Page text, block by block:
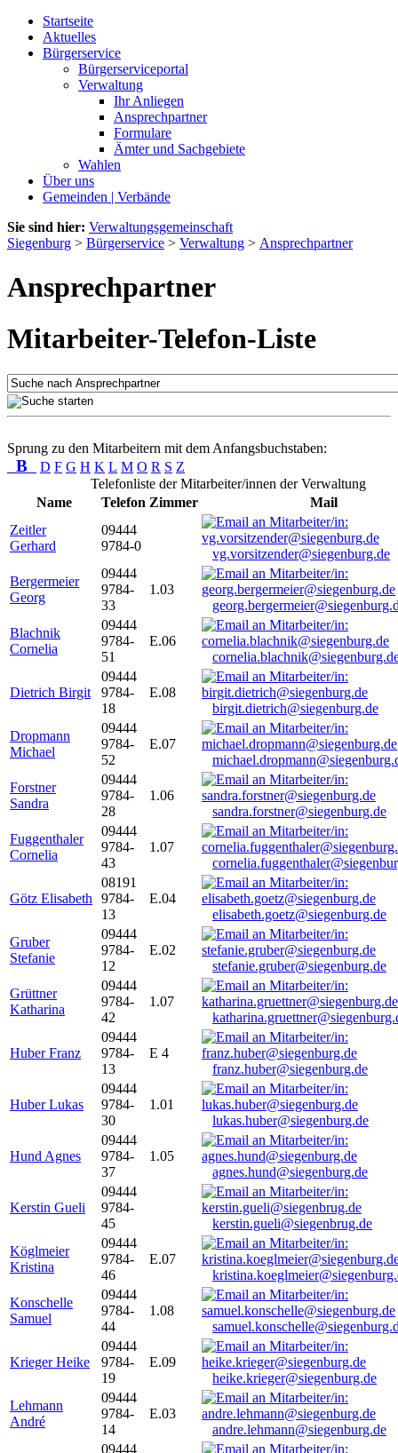
Startseite
Aktuelles
Bürgerservice
Bürgerserviceportal
Verwaltung
Ihr Anliegen
Ansprechpartner
Formulare
Ämter und Sachgebiete
Wahlen
Über uns
Gemeinden | Verbände
Sie sind hier: Verwaltungsgemeinschaft
Siegenburg > Bürgerservice > Verwaltung > Ansprechpartner
Ansprechpartner
Mitarbeiter-Telefon-Liste
Sprung zu den Mitarbeitern mit dem Anfangsbuchstaben:
B D F G H K L M O R S Z
Telefonliste der Mitarbeiter/innen der Verwaltung
Name
Telefon Zimmer
Mail
Zeitler
Gerhard
09444
9784-0
vg.vorsitzender@siegenburg.de
Bergermeier
Georg
09444
9784-
33
1.03
Blachnik
Cornelia
09444
9784-
51
E.06
Dietrich Birgit
09444
9784-
18
E.08
birgit.dietrich@siegenburg.de
Dropmann
Michael
09444
9784-
52
E.07
Forstner
Sandra
09444
9784-
28
1.06
sandra.forstner@siegenburg.de
Fuggenthaler
Cornelia
09444
9784-
43
1.07
Götz Elisabeth
08191
9784-
13
E.04
elisabeth.goetz@siegenburg.de
Gruber
Stefanie
09444
9784-
12
E.02
stefanie.gruber@siegenburg.de
Grüttner
Katharina
09444
9784-
42
1.07
Huber Franz
09444
9784-
13
E 4
franz.huber@siegenburg.de
Huber Lukas
09444
9784-
30
1.01
lukas.huber@siegenburg.de
Hund Agnes
09444
9784-
37
1.05
agnes.hund@siegenburg.de
Kerstin Gueli
09444
9784-
45
kerstin.gueli@siegenbrug.de
Köglmeier
Kristina
09444
9784-
46
E.07
Konschelle
Samuel
09444
9784-
44
1.08
Krieger Heike
09444
9784-
19
E.09
heike.krieger@siegenburg.de
Lehmann
André
09444
9784-
14
E.03
andre.lehmann@siegenburg.de
09444